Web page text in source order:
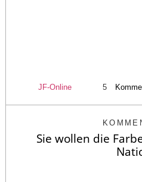
JF-Online 5
Sie wollen die